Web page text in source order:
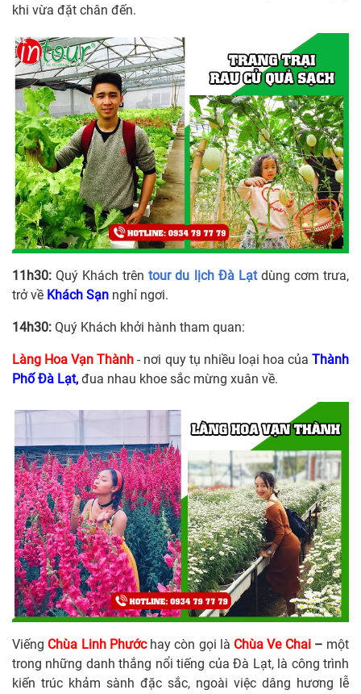
khi vừa đặt chân đến.
11h30: Quý Khách trêntour du lịch Đà Lạtdùng cơm trưa,
trở về Khách Sạn nghỉ ngơi.
14h30: Quý Khách khởi hành tham quan:
Làng Hoa Vạn Thành- nơi quy tụ nhiều loại hoa củaThành
Phố Đà Lạt, đua nhau khoe sắc mừng xuân về.
Viếng Chùa Linh Phước hay còn gọi là Chùa Ve Chai– một
trong những danh thắng nổi tiếng của Đà Lạt, là công trình
kiến trúc khảm sành đặc sắc, ngoài việc dâng hương lễ